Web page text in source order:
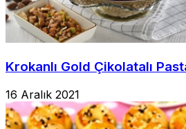
Krokanlı Gold Çikolatalı
16 Aralık 2021